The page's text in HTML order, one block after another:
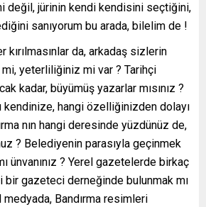
değil, jürinin kendi kendisini seçtiğini,
sanıyorum bu arada, bilelim de !
kırılmasınlar da, arkadaş sizlerin
yeterliliğiniz mi var ? Tarihçi
kadar, büyümüş yazarlar mısınız ?
kendinize, hangi özelliğinizden dolayı
nın hangi deresinde yüzdünüz de,
? Belediyenin parasıyla geçinmek
ünvanınız ? Yerel gazetelerde birkaç
bir gazeteci derneğinde bulunmak mı
medyada, Bandırma resimleri